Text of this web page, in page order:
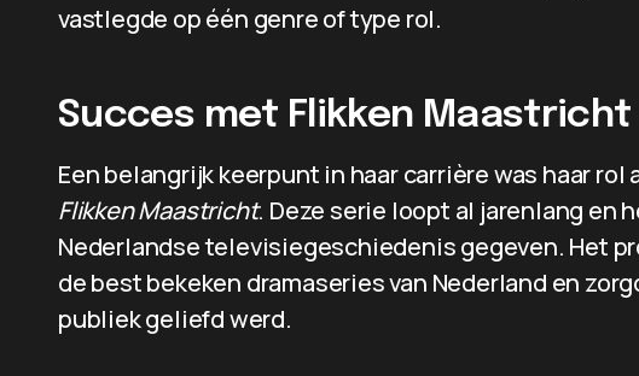
vastlegde op één genre of type rol.
Succes met Flikken Maastricht
Een belangrijk keerpunt in haar carrière was haar rol
Flikken Maastricht. Deze serie loopt al jarenlang en
Nederlandse televisiegeschiedenis gegeven. Het
de best bekeken dramaseries van Nederland en
publiek geliefd werd.